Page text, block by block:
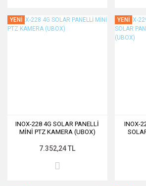
YENİ
INOX-228 4G SOLAR PANELLİ
MİNİ PTZ KAMERA (UBOX)
7.352,24 TL
YENİ
INOX-